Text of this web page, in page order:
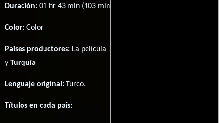
Duración: 01 hr 43 min (103 minutos) .
Color: Color
Paises productores: La película Destiny fué producida en
y Turquía
Lenguaje original: Turco.
Títulos en cada país: